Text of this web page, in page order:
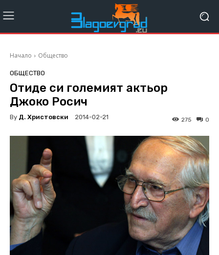
Начало Общество
ОБЩЕСТВО
Отиде си големият актьор
Джоко Росич
By Д. Христовски 2014-02-21 0
275